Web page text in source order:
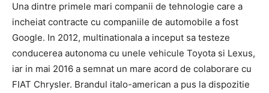
Una dintre primele mari companii de tehnologie care a
incheiat contracte cu companiile de automobile a fost
Google. In 2012, multinationala a inceput sa testeze
conducerea autonoma cu unele vehicule Toyota si Lexus,
iar in mai 2016 a semnat un mare acord de colaborare cu
FIAT Chrysler. Brandul italo-american a pus la dispozitie